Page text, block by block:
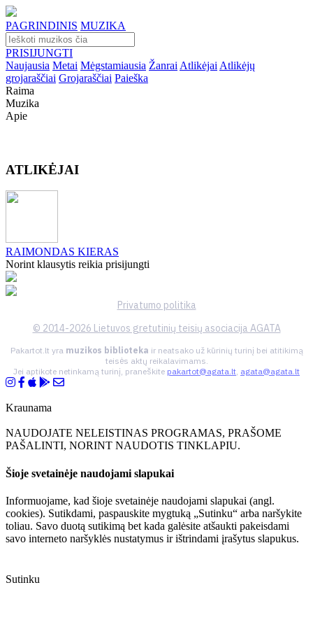
PAGRINDINIS MUZIKA
PRISIJUNGTI
Naujausia Metai Mėgstamiausia Žanrai Atlikėjai Atlikėjų
grojaraščiai Grojaraščiai Paieška
Raima
Muzika
Apie
ATLIKĖJAI
RAIMONDAS KIERAS
Norint klausytis reikia prisijungti
Privatumo politika
© 2014-2026 Lietuvos gretutinių teisių asociacija AGATA
Pakartot.lt yra muzikos biblioteka ir neatsako už kūrinių turinį bei atitikimą
teisės aktų reikalavimams.
Jei aptikote netinkamą turinį, praneškite pakartot@agata.lt, agata@agata.lt
Kraunama
NAUDOJATE NELEISTINAS PROGRAMAS, PRAŠOME
PAŠALINTI, NORINT NAUDOTIS TINKLAPIU.
Šioje svetainėje naudojami slapukai
Informuojame, kad šioje svetainėje naudojami slapukai (angl.
cookies). Sutikdami, paspauskite mygtuką „Sutinku“ arba naršykite
toliau. Savo duotą sutikimą bet kada galėsite atšaukti pakeisdami
savo interneto naršyklės nustatymus ir ištrindami įrašytus slapukus.
Sutinku